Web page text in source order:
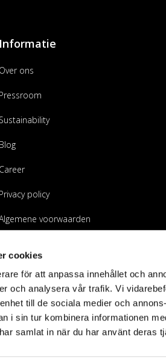
cookies
för att anpassa innehållet och
och analysera vår trafik. Vi
till de sociala medier och
i sin tur kombinera informationen
samlat in när du har använt deras
ons
policy
voorwaarden